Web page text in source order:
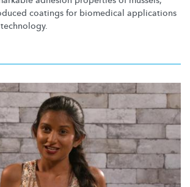
coatings for biomedical applications